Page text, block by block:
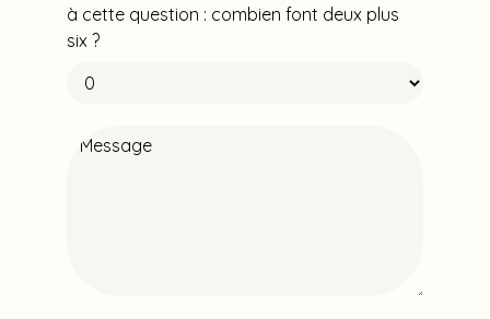
à cette question : combien font deux plus
six ?